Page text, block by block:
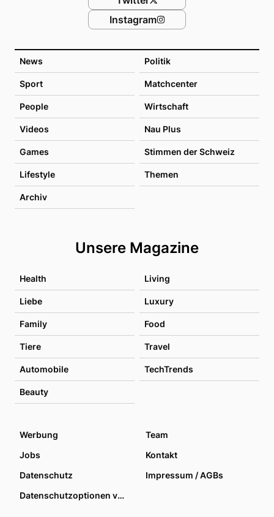
News Politik
Sport Matchcenter
People Wirtschaft
Videos Nau Plus
Games Stimmen der Schweiz
Lifestyle Themen
Archiv
Unsere Magazine
Health Living
Liebe Luxury
Family Food
Tiere Travel
Automobile TechTrends
Beauty
Instagram
Werbung
Team
Jobs
Kontakt
Datenschutz
Impressum / AGBs
Datenschutzoptionen verwalten